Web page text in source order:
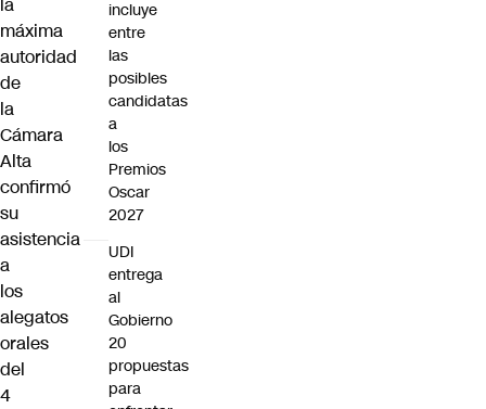
máxima
autoridad
de
la
Cámara
Alta
confirmó
su
asistencia
a
los
alegatos
orales
del
4
incluye
entre
las
posibles
candidatas
a
los
Premios
Oscar
2027
UDI
entrega
al
Gobierno
20
propuestas
para